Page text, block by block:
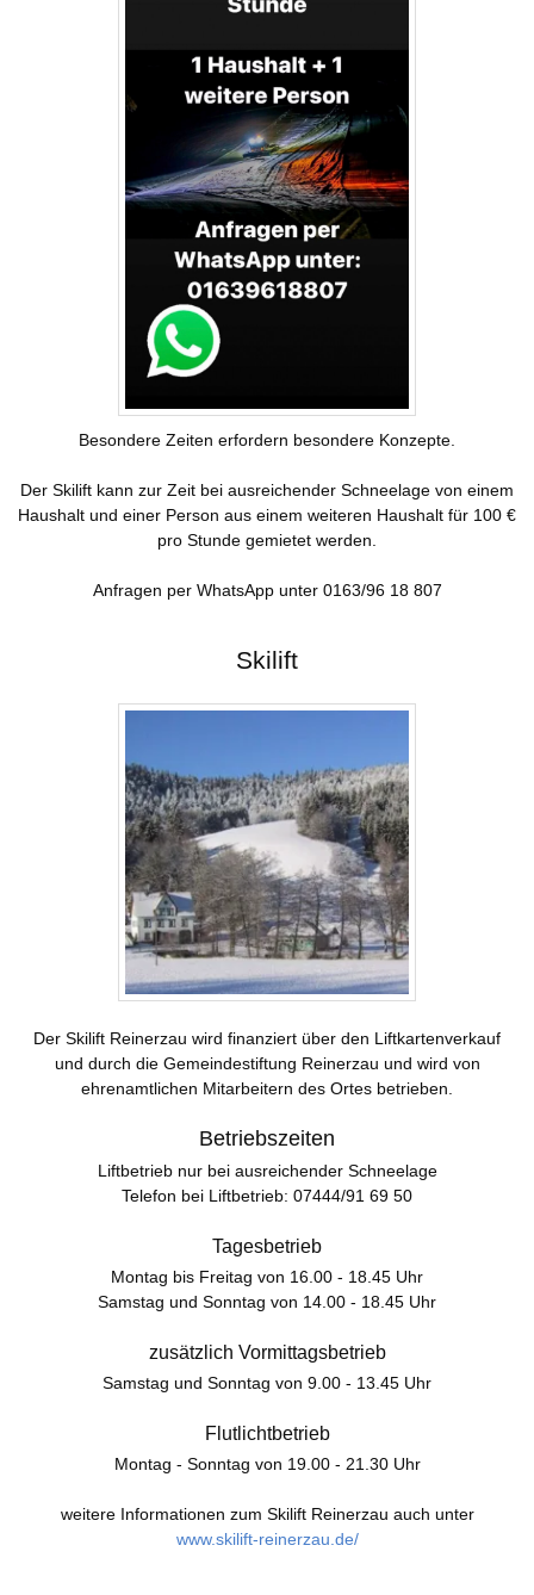
Besondere Zeiten erfordern besondere Konzepte.
Der Skilift kann zur Zeit bei ausreichender Schneelage von einem
Haushalt und einer Person aus einem weiteren Haushalt für 100 €
pro Stunde gemietet werden.
Anfragen per WhatsApp unter 0163/96 18 807
Skilift
Der Skilift Reinerzau wird finanziert über den Liftkartenverkauf
und durch die Gemeindestiftung Reinerzau und wird von
ehrenamtlichen Mitarbeitern des Ortes betrieben.
Betriebszeiten
Liftbetrieb nur bei ausreichender Schneelage
Telefon bei Liftbetrieb: 07444/91 69 50
Tagesbetrieb
Montag bis Freitag von 16.00 - 18.45 Uhr
Samstag und Sonntag von 14.00 - 18.45 Uhr
zusätzlich Vormittagsbetrieb
Samstag und Sonntag von 9.00 - 13.45 Uhr
Flutlichtbetrieb
Montag - Sonntag von 19.00 - 21.30 Uhr
weitere Informationen zum Skilift Reinerzau auch unter
www.skilift-reinerzau.de/
Tourismus
Sehenswürdigkeiten
Dorfgemeinschaft
Christusbund